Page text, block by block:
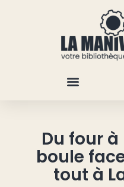
Du four
boule
tout à